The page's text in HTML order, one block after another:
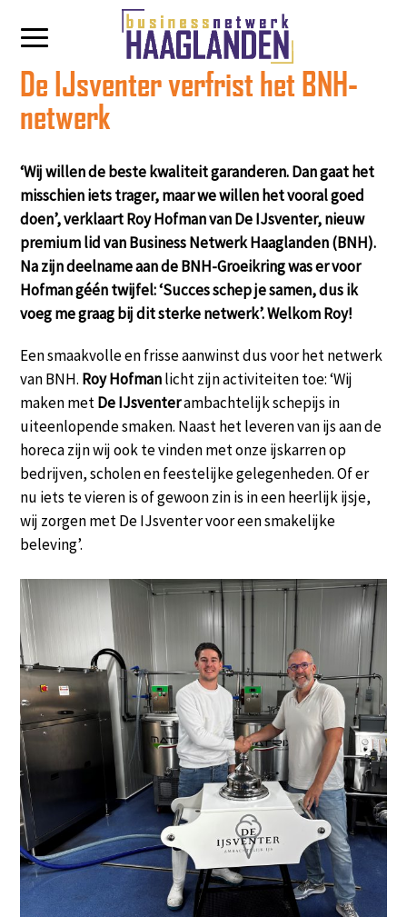
De IJsventer verfrist het BNH-
netwerk
‘Wij willen de beste kwaliteit garanderen. Dan gaat het
misschien iets trager, maar we willen het vooral goed
doen’, verklaart Roy Hofman van De IJsventer, nieuw
premium lid van Business Netwerk Haaglanden (BNH).
Na zijn deelname aan de BNH-Groeikring was er voor
Hofman géén twijfel: ‘Succes schep je samen, dus ik
voeg me graag bij dit sterke netwerk’. Welkom Roy!
Een smaakvolle en frisse aanwinst dus voor het netwerk
van BNH. Roy Hofmanlicht zijn activiteiten toe: ‘Wij
maken metDe IJsventerambachtelijk schepijs in
uiteenlopende smaken. Naast het leveren van ijs aan de
horeca zijn wij ook te vinden met onze ijskarren op
bedrijven, scholen en feestelijke gelegenheden. Of er
nu iets te vieren is of gewoon zin is in een heerlijk ijsje,
wij zorgen met De IJsventer voor een smakelijke
beleving’.